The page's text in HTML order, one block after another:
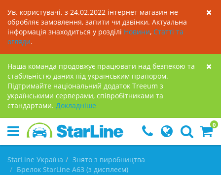
Ув. користувачі. з 24.02.2022 інтернет магазин не
обробляє замовлення, запити чи дзвінки. Актуальна
інформація знаходиться у розділі Новини, Статті та
огляди.
Наша команда продовжує працювати над безпекою та
стабільністю даних під українським прапором.
Підтримайте національний додаток Treeum з
українськими серверами, співробітниками та
стандартами. Докладнiше
0
StarLine Україна
Знято з виробництва
Брелок StarLine A63 (з дисплеєм)